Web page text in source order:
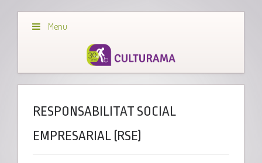
Menu
RESPONSABILITAT SOCIAL
EMPRESARIAL (RSE)